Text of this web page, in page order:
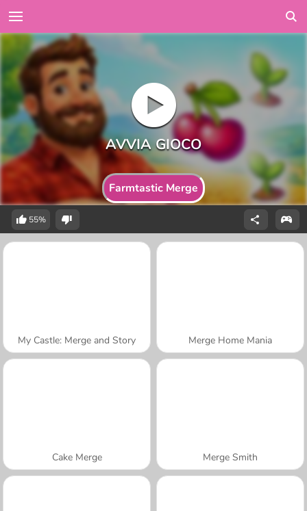
Farmtastic Merge
55%
My Castle: Merge and Story Merge Home Mania
Cake Merge Merge Smith